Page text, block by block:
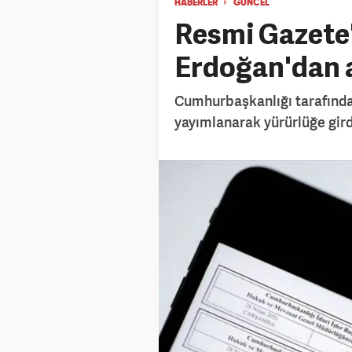
HABERLER GÜNCEL
Resmi
Erdoğan'dan
Cumhurbaşkanlığı
yayımlanarak yürürlüğe